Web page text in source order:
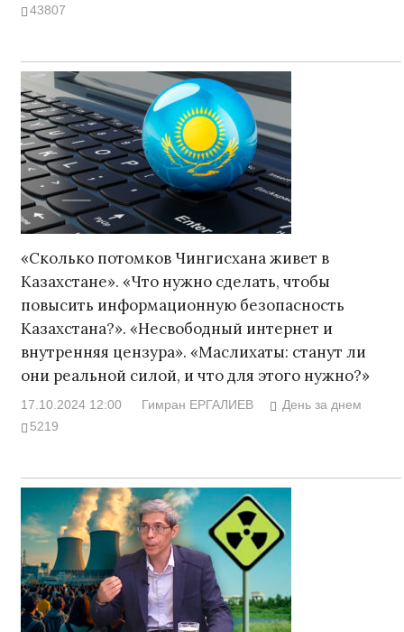
43807
«Сколько потомков Чингисхана живет в
Казахстане». «Что нужно сделать, чтобы
повысить информационную безопасность
Казахстана?». «Несвободный интернет и
внутренняя цензура». «Маслихаты: станут ли
они реальной силой, и что для этого нужно?»
17.10.2024 12:00 Гимран ЕРГАЛИЕВ
День за днем
5219